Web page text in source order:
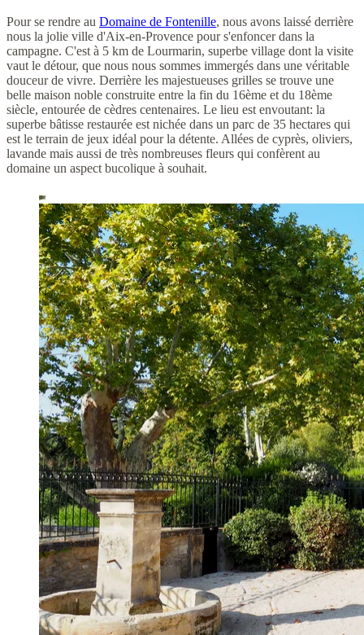
Pour se rendre au Domaine de Fontenille, nous avons laissé derrière
nous la jolie ville d'Aix-en-Provence pour s'enfoncer dans la
campagne. C'est à 5 km de Lourmarin, superbe village dont la visite
vaut le détour, que nous nous sommes immergés dans une véritable
douceur de vivre. Derrière les majestueuses grilles se trouve une
belle maison noble construite entre la fin du 16ème et du 18ème
siècle, entourée de cèdres centenaires. Le lieu est envoutant: la
superbe bâtisse restaurée est nichée dans un parc de 35 hectares qui
est le terrain de jeux idéal pour la détente. Allées de cyprès, oliviers,
lavande mais aussi de très nombreuses fleurs qui confèrent au
domaine un aspect bucolique à souhait.